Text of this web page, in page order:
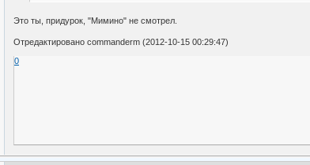
Это ты, придурок, "Мимино" не смотрел.
Отредактировано commanderm (2012-10-15 00:29:47)
0